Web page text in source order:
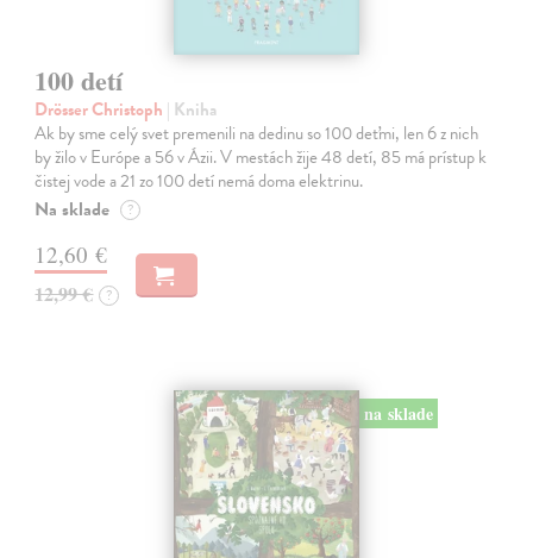
100 detí
Drösser Christoph | Kniha
Ak by sme celý svet premenili na dedinu so 100 deťmi, len 6 z nich
by žilo v Európe a 56 v Ázii. V mestách žije 48 detí, 85 má prístup k
čistej vode a 21 zo 100 detí nemá doma elektrinu.
Na sklade ?
12,60 €
12,99 € ?
na sklade